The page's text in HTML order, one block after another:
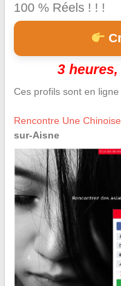
100 % Réels ! ! !
3
Ces profils sont en
Rencontre Une Chinoise
sur-Aisne